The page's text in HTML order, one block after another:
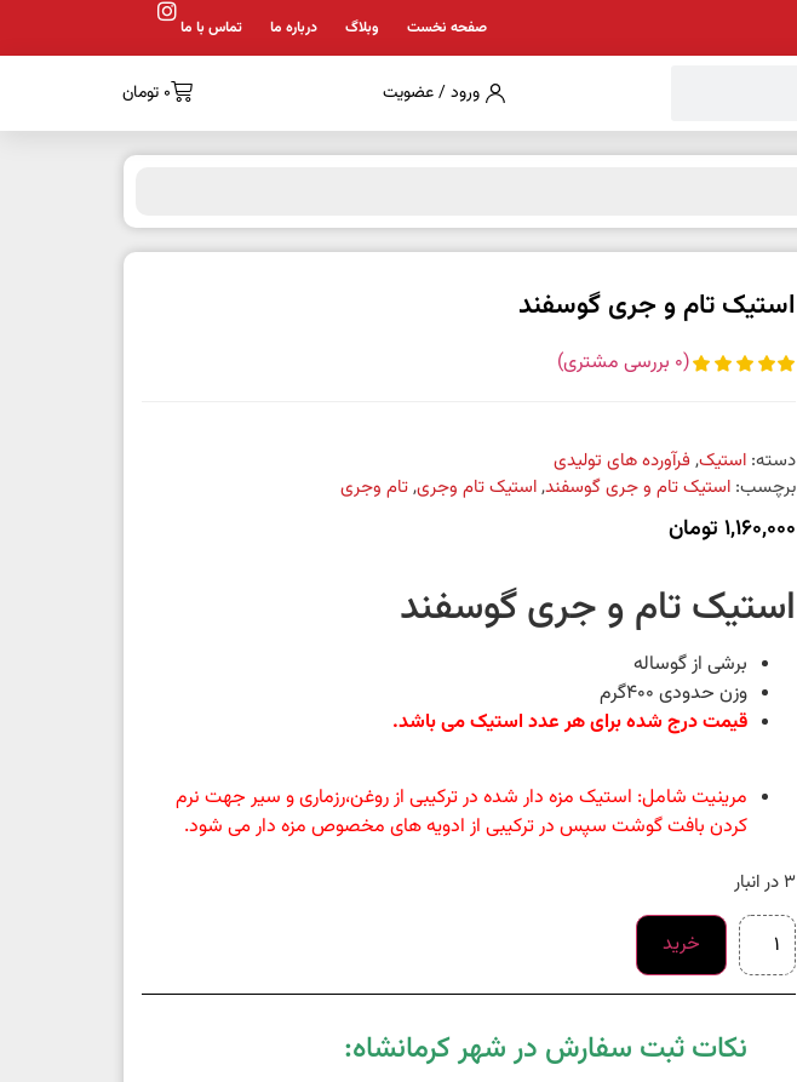
صفحه نخست وبلاگ درباره ما تماس با ما
ورود / عضویت 0 تومان
استیک تام و جری گوسفند
(
0 بررسی مشتری)
دسته: استیک, فرآورده های تولیدی
برچسب: استیک تام و جری گوسفند,استیک تام وجری,تام وجری
1,160,000 تومان
استیک تام و جری گوسفند
برشی از گوساله
وزن حدودی 400گرم
قیمت درج شده برای هر عدد استیک می باشد.
مرینیت شامل: استیک مزه دار شده در ترکیبی از روغن،رزماری و سیر جهت نرم
کردن بافت گوشت سپس در ترکیبی از ادویه های مخصوص مزه دار می شود.
3 در انبار
خرید
نکات ثبت سفارش در شهر کرمانشاه: